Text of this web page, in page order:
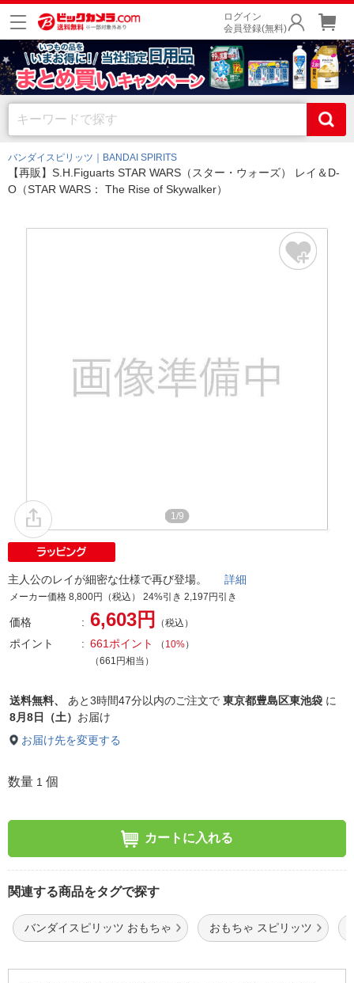
ログイン
会員登録(無料)
バンダイスピリッツ｜BANDAI SPIRITS
【再販】S.H.Figuarts STAR WARS（スター・ウォーズ） レイ＆D-
O（STAR WARS： The Rise of Skywalker）
1/9
主人公のレイが細密な仕様で再び登場。 詳細
メーカー価格 8,800円（税込） 24%引き 2,197円引き
価格 6,603円 （税込）
ポイント 661ポイント （ 10%）
（661円相当）
送料無料、 あと3時間47分以内のご注文で 東京都豊島区東池袋 に
8月8日（土） お届け
お届け先を変更する
数量 1 個
カートに入れる
関連する商品をタグで探す
バンダイスピリッツ おもちゃ おもちゃ スピリッツ